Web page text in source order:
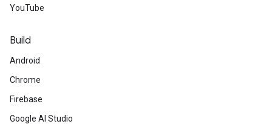
YouTube
Build
Android
Chrome
Firebase
Google AI Studio